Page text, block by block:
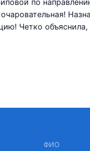
по
Четко
ФИО